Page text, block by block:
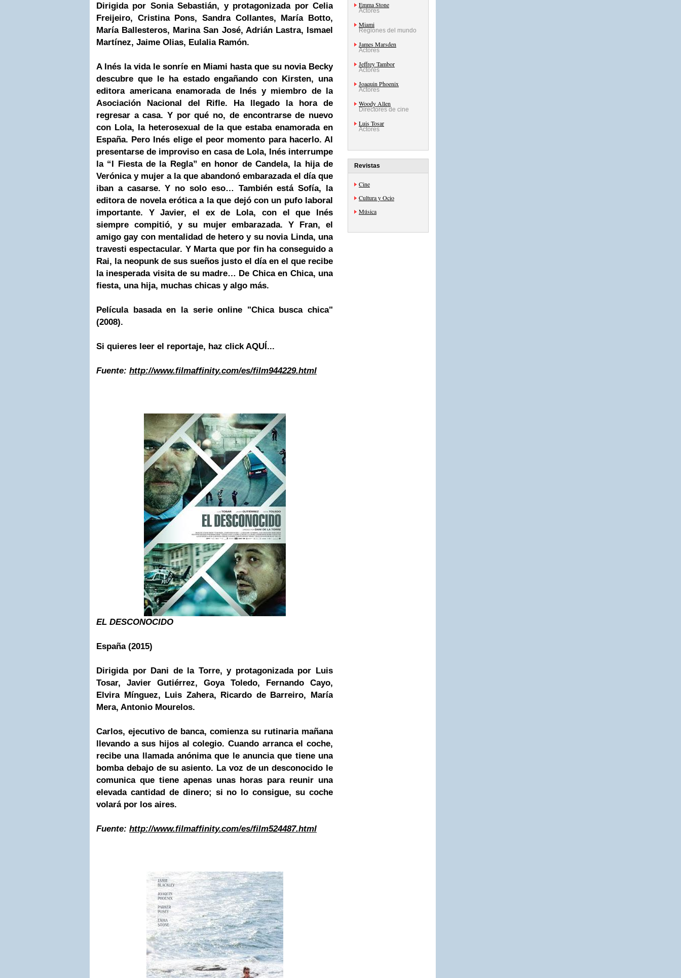
Dirigida por Sonia Sebastián, y protagonizada por Celia
Freijeiro, Cristina Pons, Sandra Collantes, María Botto,
María Ballesteros, Marina San José, Adrián Lastra, Ismael
Martínez, Jaime Olias, Eulalia Ramón.
A Inés la vida le sonríe en Miami hasta que su novia Becky
descubre que le ha estado engañando con Kirsten, una
editora americana enamorada de Inés y miembro de la
Asociación Nacional del Rifle. Ha llegado la hora de
regresar a casa. Y por qué no, de encontrarse de nuevo
con Lola, la heterosexual de la que estaba enamorada en
España. Pero Inés elige el peor momento para hacerlo. Al
presentarse de improviso en casa de Lola, Inés interrumpe
la “I Fiesta de la Regla” en honor de Candela, la hija de
Verónica y mujer a la que abandonó embarazada el día que
iban a casarse. Y no solo eso… También está Sofía, la
editora de novela erótica a la que dejó con un pufo laboral
importante. Y Javier, el ex de Lola, con el que Inés
siempre compitió, y su mujer embarazada. Y Fran, el
amigo gay con mentalidad de hetero y su novia Linda, una
travesti espectacular. Y Marta que por fin ha conseguido a
Rai, la neopunk de sus sueños justo el día en el que recibe
la inesperada visita de su madre… De Chica en Chica, una
fiesta, una hija, muchas chicas y algo más.
Película basada en la serie online "Chica busca chica"
(2008).
Si quieres leer el reportaje, haz click AQUÍ...
Fuente: http://www.filmaffinity.com/es/film944229.html
EL DESCONOCIDO
España (2015)
Dirigida por Dani de la Torre, y protagonizada por Luis
Tosar, Javier Gutiérrez, Goya Toledo, Fernando Cayo,
Elvira Mínguez, Luis Zahera, Ricardo de Barreiro, María
Mera, Antonio Mourelos.
Carlos, ejecutivo de banca, comienza su rutinaria mañana
llevando a sus hijos al colegio. Cuando arranca el coche,
recibe una llamada anónima que le anuncia que tiene una
bomba debajo de su asiento. La voz de un desconocido le
comunica que tiene apenas unas horas para reunir una
elevada cantidad de dinero; si no lo consigue, su coche
volará por los aires.
Fuente: http://www.filmaffinity.com/es/film524487.html
Emma Stone
Actores
Miami
Regiones del mundo
James Marsden
Actores
Jeffrey Tambor
Actores
Joaquin Phoenix
Actores
Woody Allen
Directores de cine
Luis Tosar
Actores
Revistas
Cine
Cultura y Ocio
Música